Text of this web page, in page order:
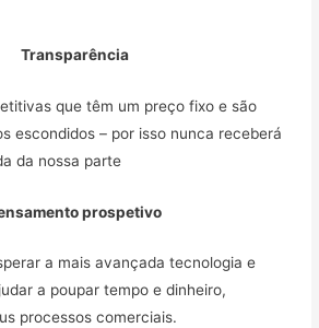
Transparência
que têm um preço fixo e são
escondidos – por isso nunca receberá
da nossa parte
prospetivo
a mais avançada tecnologia e
a poupar tempo e dinheiro,
processos comerciais.